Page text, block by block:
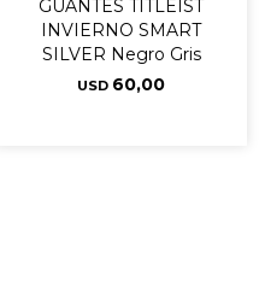
GUANTES TITLEIST
INVIERNO SMART
SILVER Negro Gris
USD 60,00